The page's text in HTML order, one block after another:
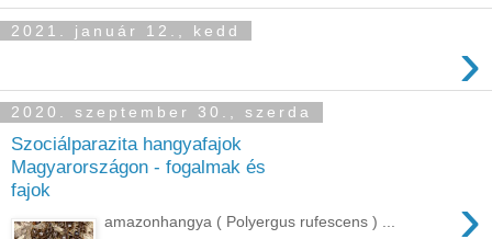
2021. január 12., kedd ›
2020. szeptember 30., szerda
Szociálparazita hangyafajok
Magyarországon - fogalmak és
fajok
›
amazonhangya ( Polyergus rufescens ) ...